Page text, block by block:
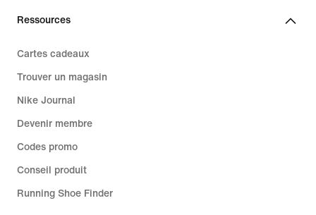
Ressources
Cartes cadeaux
Trouver un magasin
Nike Journal
Devenir membre
Codes promo
Conseil produit
Running Shoe Finder